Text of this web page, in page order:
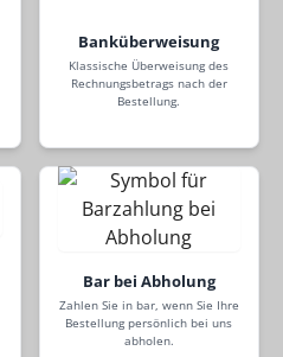
Banküberweisung
Klassische Überweisung des
Rechnungsbetrags nach der
Bestellung.
Bar bei Abholung
Zahlen Sie in bar, wenn Sie Ihre
Bestellung persönlich bei uns
abholen.